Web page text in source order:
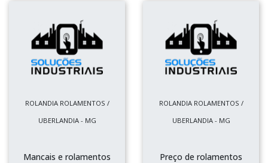
ROLANDIA ROLAMENTOS /
UBERLANDIA - MG
Mancais e rolamentos
ROLANDIA ROLAMENTOS /
UBERLANDIA - MG
Preço de rolamentos